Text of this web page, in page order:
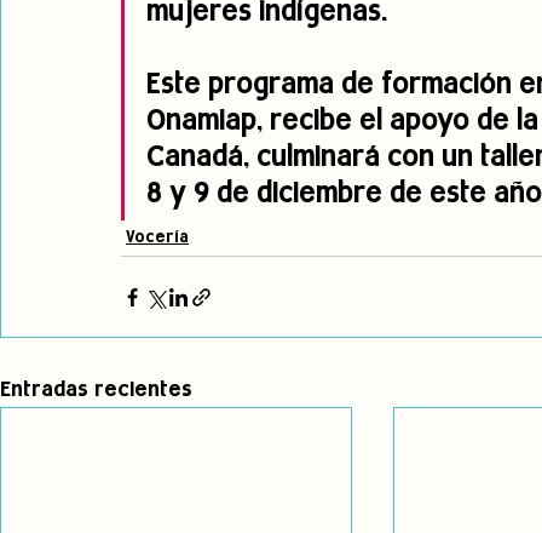
mujeres indígenas.
Este programa de formación
Onamiap, recibe el apoyo de
Canadá, culminará con un
8 y 9 de diciembre de este
Vocería
Entradas recientes